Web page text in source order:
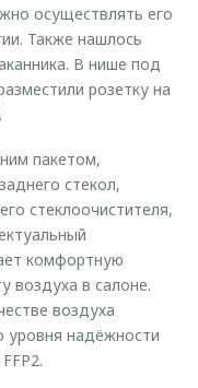
осуществлять его
Также нашлось
В нише под
розетку на
пакетом,
стекол,
стеклоочистителя,
комфортную
воздуха в салоне.
воздуха
уровня надёжности